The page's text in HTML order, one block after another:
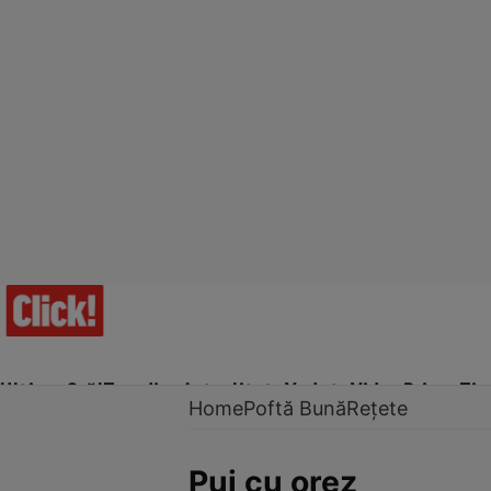
Ultima Oră!Trending Actualitate Vedete Video Prime Time
HomePoftă BunăRețete
Pui cu orez